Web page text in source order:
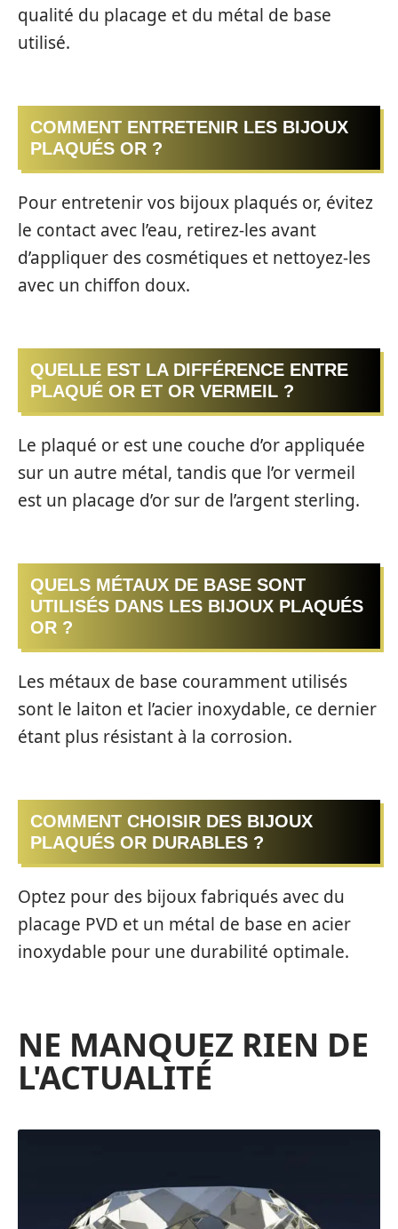
qualité du placage et du métal de base
utilisé.
COMMENT ENTRETENIR LES BIJOUX
PLAQUÉS OR ?
Pour entretenir vos bijoux plaqués or, évitez
le contact avec l’eau, retirez-les avant
d’appliquer des cosmétiques et nettoyez-les
avec un chiffon doux.
QUELLE EST LA DIFFÉRENCE ENTRE
PLAQUÉ OR ET OR VERMEIL ?
Le plaqué or est une couche d’or appliquée
sur un autre métal, tandis que l’or vermeil
est un placage d’or sur de l’argent sterling.
QUELS MÉTAUX DE BASE SONT
UTILISÉS DANS LES BIJOUX PLAQUÉS
OR ?
Les métaux de base couramment utilisés
sont le laiton et l’acier inoxydable, ce dernier
étant plus résistant à la corrosion.
COMMENT CHOISIR DES BIJOUX
PLAQUÉS OR DURABLES ?
Optez pour des bijoux fabriqués avec du
placage PVD et un métal de base en acier
inoxydable pour une durabilité optimale.
NE MANQUEZ RIEN DE
L'ACTUALITÉ